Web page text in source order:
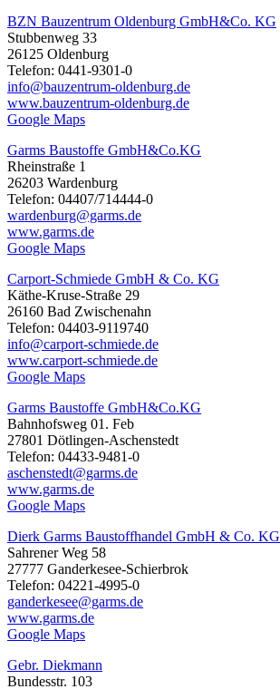
BZN Bauzentrum Oldenburg GmbH&Co. KG
Stubbenweg 33
26125 Oldenburg
Telefon: 0441-9301-0
info@bauzentrum-oldenburg.de
www.bauzentrum-oldenburg.de
Google Maps
Garms Baustoffe GmbH&Co.KG
Rheinstraße 1
26203 Wardenburg
Telefon: 04407/714444-0
wardenburg@garms.de
www.garms.de
Google Maps
Carport-Schmiede GmbH & Co. KG
Käthe-Kruse-Straße 29
26160 Bad Zwischenahn
Telefon: 04403-9119740
info@carport-schmiede.de
www.carport-schmiede.de
Google Maps
Garms Baustoffe GmbH&Co.KG
Bahnhofsweg 01. Feb
27801 Dötlingen-Aschenstedt
Telefon: 04433-9481-0
aschenstedt@garms.de
www.garms.de
Google Maps
Dierk Garms Baustoffhandel GmbH & Co. KG
Sahrener Weg 58
27777 Ganderkesee-Schierbrok
Telefon: 04221-4995-0
ganderkesee@garms.de
www.garms.de
Google Maps
Gebr. Diekmann
Bundesstr. 103